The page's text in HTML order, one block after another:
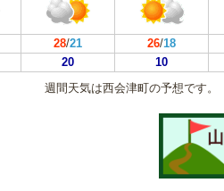
28/21 26/18
20 10
週間天気は西会津町の予想です。